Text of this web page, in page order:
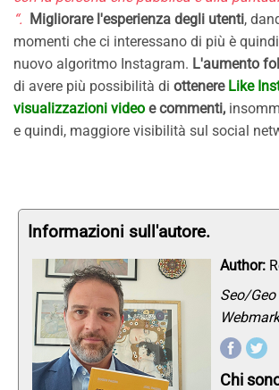
“.
Migliorare l'esperienza degli utenti,
momenti che ci interessano di più è
nuovo algoritmo Instagram. L'aumento
di avere più possibilità di ottenere Like
visualizzazioni video e commenti,
e quindi, maggiore visibilità sul social
Informazioni sull'autore.
Author:
Seo/Geo
Chi